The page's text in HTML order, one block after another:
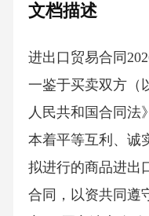
文档描述
进出口贸易合同
一鉴于买卖双方（
人民共和国合同法
本着平等互利、诚
拟进行的商品进出
合同，以资共同遵